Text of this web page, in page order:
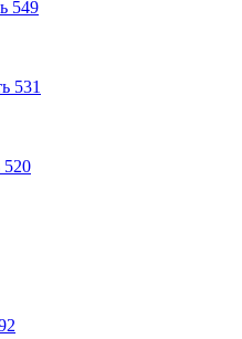
549
531
520